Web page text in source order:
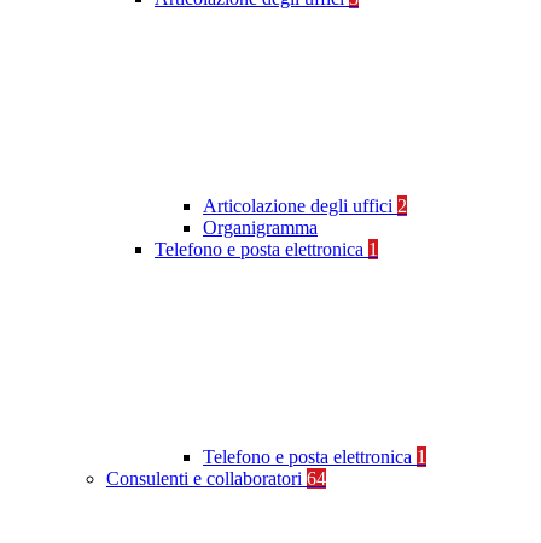
Articolazione degli uffici 2
Organigramma
Telefono e posta elettronica 1
Telefono e posta elettronica 1
Consulenti e collaboratori 64